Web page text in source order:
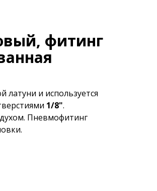
, фитинг
латуни и используется
1/8".
Пневмофитинг